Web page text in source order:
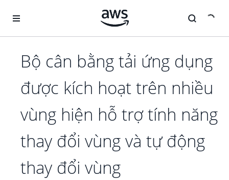
Bộ cân bằng tải ứng dụng
được kích hoạt trên nhiều
vùng hiện hỗ trợ tính năng
thay đổi vùng và tự động
thay đổi vùng